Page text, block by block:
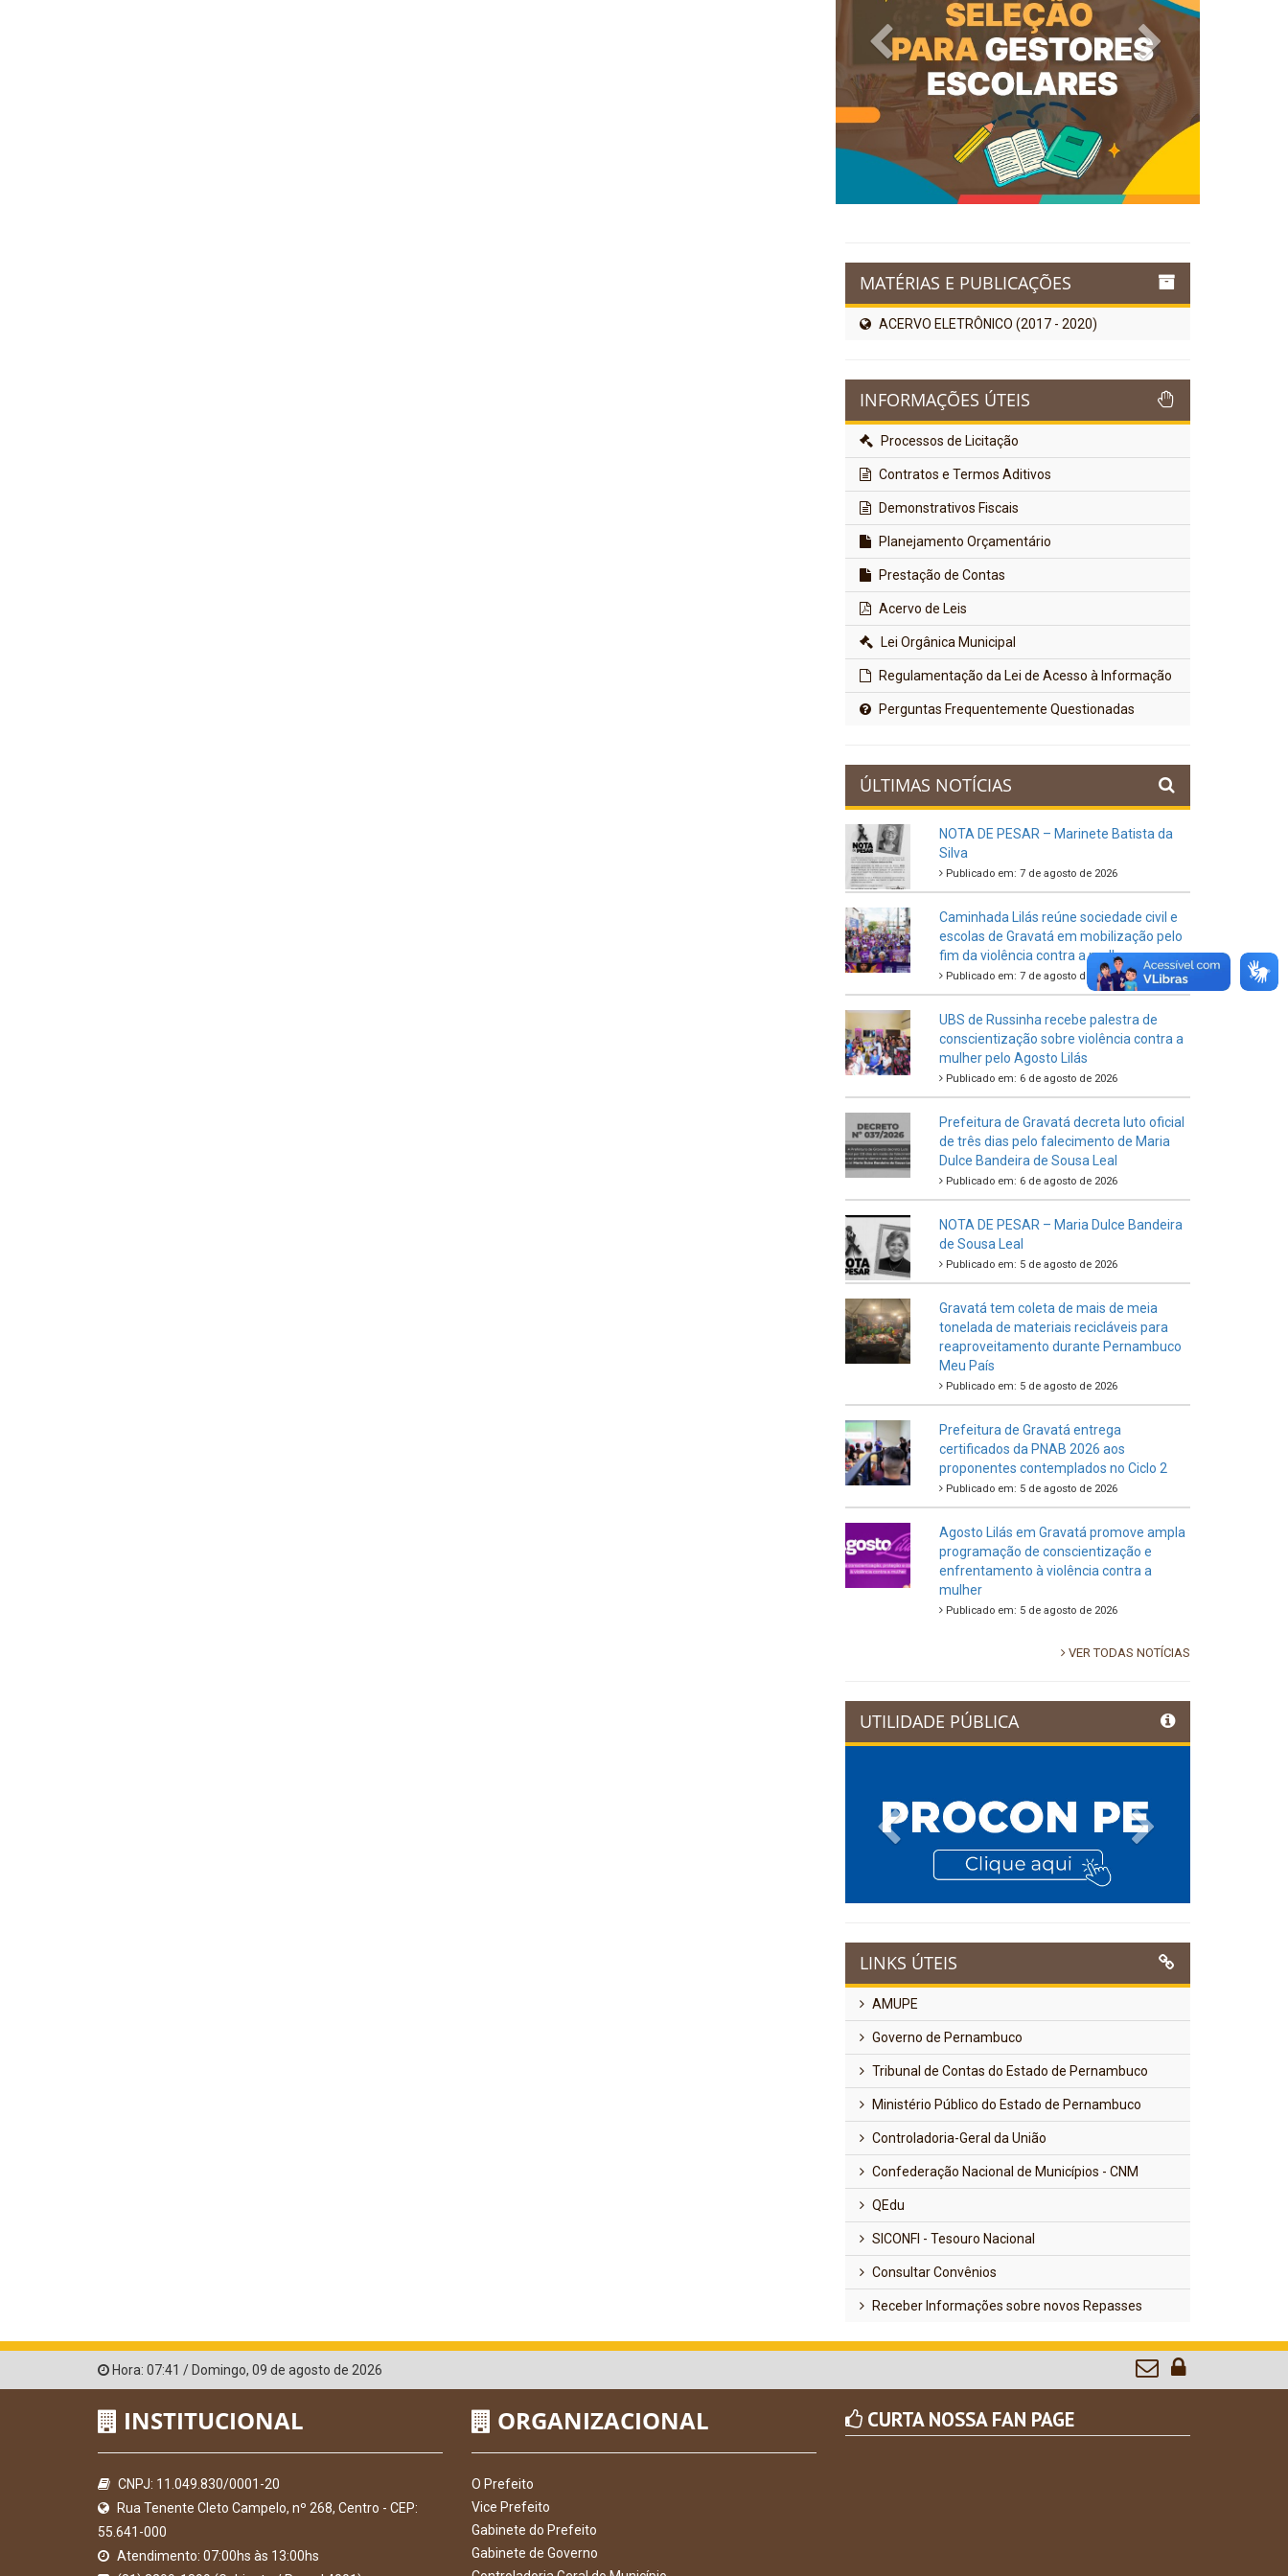
Previous Next
MATÉRIAS E PUBLICAÇÕES
ACERVO ELETRÔNICO (2017 - 2020)
INFORMAÇÕES ÚTEIS
Processos de Licitação
Contratos e Termos Aditivos
Demonstrativos Fiscais
Planejamento Orçamentário
Prestação de Contas
Acervo de Leis
Lei Orgânica Municipal
Regulamentação da Lei de Acesso à Informação
Perguntas Frequentemente Questionadas
ÚLTIMAS NOTÍCIAS
NOTA DE PESAR – Marinete Batista da
Silva
Publicado em: 7 de agosto de 2026
Caminhada Lilás reúne sociedade civil e
escolas de Gravatá em mobilização pelo
fim da violência contra a mulher
Publicado em: 7 de agosto de 2026
UBS de Russinha recebe palestra de
conscientização sobre violência contra a
mulher pelo Agosto Lilás
Publicado em: 6 de agosto de 2026
Prefeitura de Gravatá decreta luto oficial
de três dias pelo falecimento de Maria
Dulce Bandeira de Sousa Leal
Publicado em: 6 de agosto de 2026
NOTA DE PESAR – Maria Dulce Bandeira
de Sousa Leal
Publicado em: 5 de agosto de 2026
Gravatá tem coleta de mais de meia
tonelada de materiais recicláveis para
reaproveitamento durante Pernambuco
Meu País
Publicado em: 5 de agosto de 2026
Prefeitura de Gravatá entrega
certificados da PNAB 2026 aos
proponentes contemplados no Ciclo 2
Publicado em: 5 de agosto de 2026
Agosto Lilás em Gravatá promove ampla
programação de conscientização e
enfrentamento à violência contra a
mulher
Publicado em: 5 de agosto de 2026
VER TODAS NOTÍCIAS
UTILIDADE PÚBLICA
Previous
LINKS ÚTEIS
AMUPE
Governo de Pernambuco
Tribunal de Contas do Estado de Pernambuco
Ministério Público do Estado de Pernambuco
Controladoria-Geral da União
Confederação Nacional de Municípios - CNM
QEdu
SICONFI - Tesouro Nacional
Consultar Convênios
Receber Informações sobre novos Repasses
Hora: 07:41 /Domingo, 09 de agosto de 2026
INSTITUCIONAL
CNPJ: 11.049.830/0001-20
Rua Tenente Cleto Campelo, nº 268, Centro - CEP:
55.641-000
Atendimento: 07:00hs às 13:00hs
ORGANIZACIONAL
O Prefeito
Vice Prefeito
Gabinete do Prefeito
Gabinete de Governo
CURTA NOSSA FAN PAGE